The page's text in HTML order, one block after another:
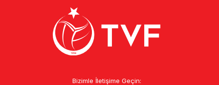
Bizimle İletişime Geçin: